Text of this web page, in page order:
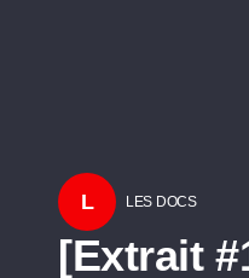
L LES DOCS
[Extrait